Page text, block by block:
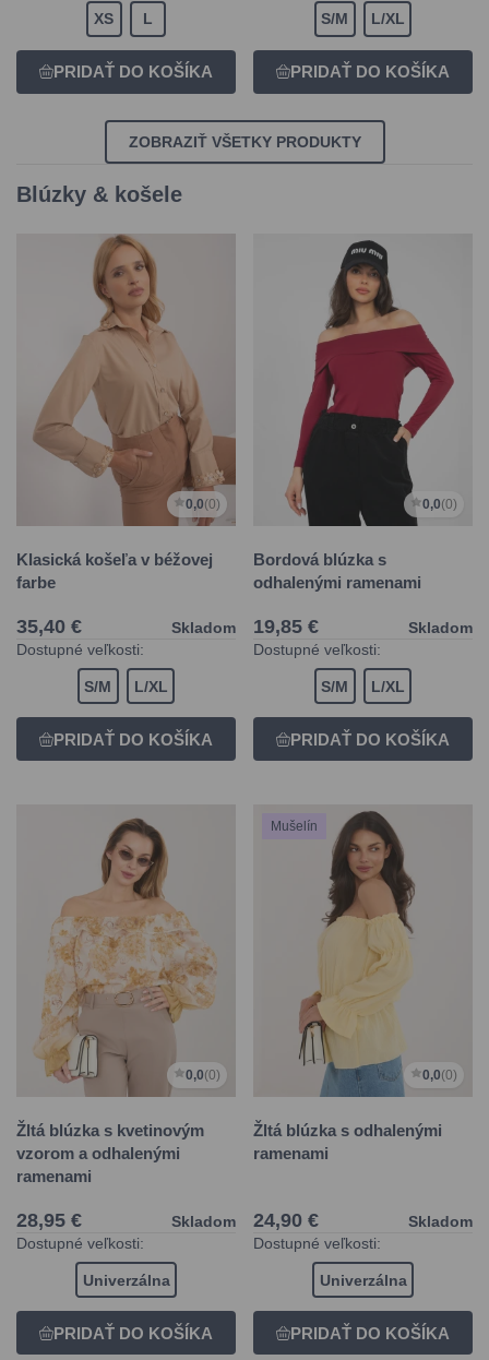
XS L S/M L/XL
ZOBRAZIŤ VŠETKY PRODUKTY
Blúzky & košele
0,0(0)
Klasická košeľa v béžovej
farbe
35,40 €
Skladom
Dostupné veľkosti:
S/M L/XL
0,0(0)
Bordová blúzka s
odhalenými ramenami
19,85 €
Skladom
Dostupné veľkosti:
S/M L/XL
0,0(0)
Žltá blúzka s kvetinovým
vzorom a odhalenými
ramenami
28,95 €
Skladom
Dostupné veľkosti:
Univerzálna
Mušelín
0,0(0)
Žltá blúzka s odhalenými
ramenami
24,90 €
Skladom
Dostupné veľkosti:
Univerzálna